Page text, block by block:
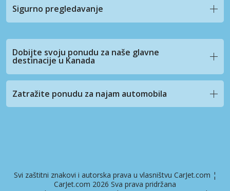
Sigurno pregledavanje
Dobijte svoju ponudu za naše glavne
destinacije u Kanada
Zatražite ponudu za najam automobila
Svi zaštitni znakovi i autorska prava u vlasništvu CarJet.com ¦
CarJet.com 2026 Sva prava pridržana